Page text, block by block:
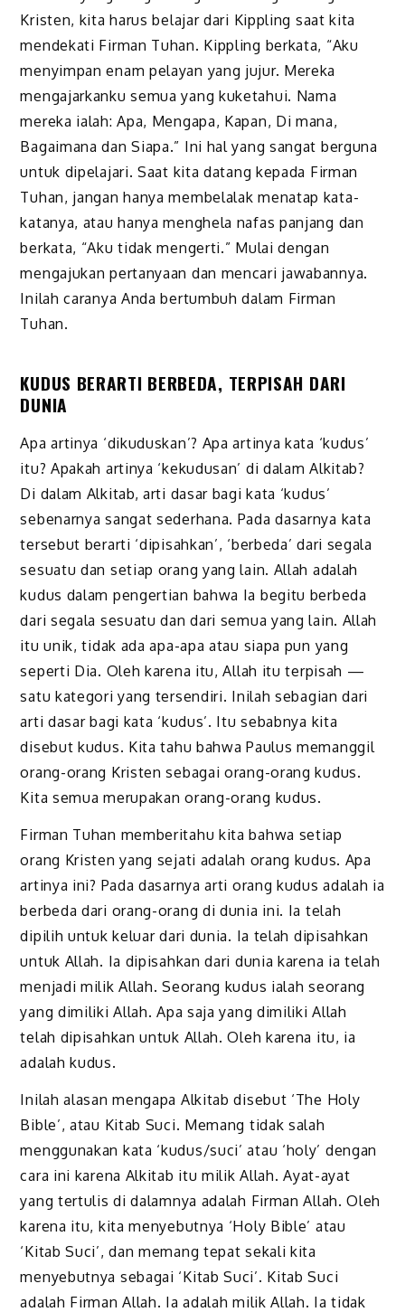
Kristen, kita harus belajar dari Kippling saat kita
mendekati Firman Tuhan. Kippling berkata, “Aku
menyimpan enam pelayan yang jujur. Mereka
mengajarkanku semua yang kuketahui. Nama
mereka ialah: Apa, Mengapa, Kapan, Di mana,
Bagaimana dan Siapa.” Ini hal yang sangat berguna
untuk dipelajari. Saat kita datang kepada Firman
Tuhan, jangan hanya membelalak menatap kata-
katanya, atau hanya menghela nafas panjang dan
berkata, “Aku tidak mengerti.” Mulai dengan
mengajukan pertanyaan dan mencari jawabannya.
Inilah caranya Anda bertumbuh dalam Firman
Tuhan.
KUDUS BERARTI BERBEDA, TERPISAH DARI
DUNIA
Apa artinya ‘dikuduskan’? Apa artinya kata ‘kudus’
itu? Apakah artinya ‘kekudusan’ di dalam Alkitab?
Di dalam Alkitab, arti dasar bagi kata ‘kudus’
sebenarnya sangat sederhana. Pada dasarnya kata
tersebut berarti ‘dipisahkan’, ‘berbeda’ dari segala
sesuatu dan setiap orang yang lain. Allah adalah
kudus dalam pengertian bahwa Ia begitu berbeda
dari segala sesuatu dan dari semua yang lain. Allah
itu unik, tidak ada apa-apa atau siapa pun yang
seperti Dia. Oleh karena itu, Allah itu terpisah —
satu kategori yang tersendiri. Inilah sebagian dari
arti dasar bagi kata ‘kudus’. Itu sebabnya kita
disebut kudus. Kita tahu bahwa Paulus memanggil
orang-orang Kristen sebagai orang-orang kudus.
Kita semua merupakan orang-orang kudus.
Firman Tuhan memberitahu kita bahwa setiap
orang Kristen yang sejati adalah orang kudus. Apa
artinya ini? Pada dasarnya arti orang kudus adalah ia
berbeda dari orang-orang di dunia ini. Ia telah
dipilih untuk keluar dari dunia. Ia telah dipisahkan
untuk Allah. Ia dipisahkan dari dunia karena ia telah
menjadi milik Allah. Seorang kudus ialah seorang
yang dimiliki Allah. Apa saja yang dimiliki Allah
telah dipisahkan untuk Allah. Oleh karena itu, ia
adalah kudus.
Inilah alasan mengapa Alkitab disebut ‘The Holy
Bible’, atau Kitab Suci. Memang tidak salah
menggunakan kata ‘kudus/suci’ atau ‘holy’ dengan
cara ini karena Alkitab itu milik Allah. Ayat-ayat
yang tertulis di dalamnya adalah Firman Allah. Oleh
karena itu, kita menyebutnya ‘Holy Bible’ atau
‘Kitab Suci’, dan memang tepat sekali kita
menyebutnya sebagai ‘Kitab Suci’. Kitab Suci
adalah Firman Allah. Ia adalah milik Allah. Ia tidak